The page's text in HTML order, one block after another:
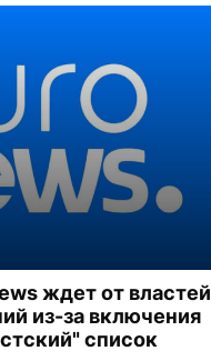
ждет от властей
из-за включения
список